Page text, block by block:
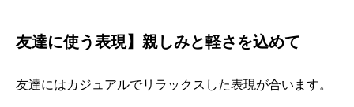
友達に使う表現】親しみと軽さを込めて
友達にはカジュアルでリラックスした表現が合います。